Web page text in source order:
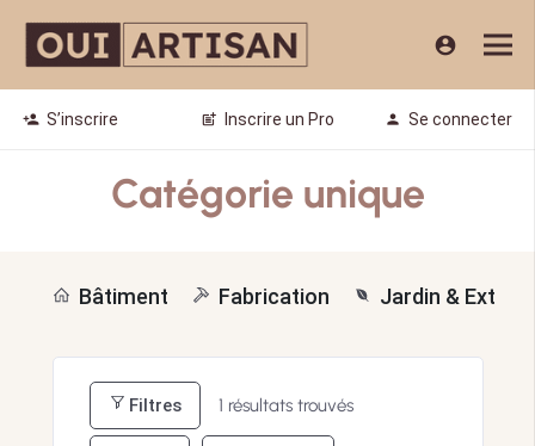
account_circle
person_add S’inscrire post_add Inscrire un Pro person Se connecter
Catégorie unique
Bâtiment Fabrication Jardin &
Filtres 1 résultats trouvés